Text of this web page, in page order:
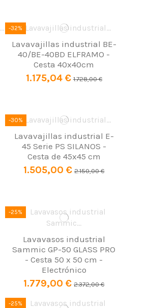
-32%
Lavavajillas industrial BE-
40/BE-40BD ELFRAMO -
Cesta 40x40cm
1.175,04 € 1.728,00 €
-30%
Lavavajillas industrial E-
45 Serie PS SILANOS -
Cesta de 45x45 cm
1.505,00 € 2.150,00 €
-25%
Lavavasos industrial
Sammic GP-50 GLASS PRO
- Cesta 50 x 50 cm -
Electrónico
1.779,00 € 2.372,00 €
-25%